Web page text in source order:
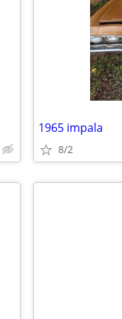
1965 impala
8/2